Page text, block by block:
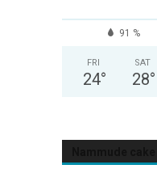
91 %
FRI
24°
SAT
28°